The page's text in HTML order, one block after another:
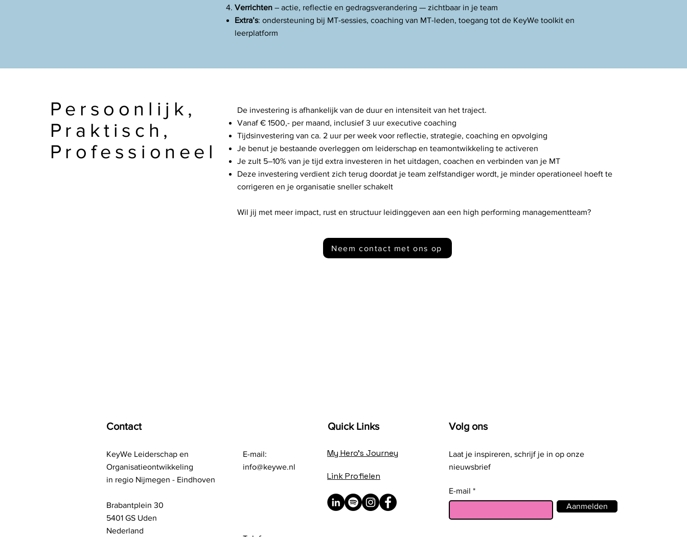
Verrichten– actie, reflectie en gedragsverandering — zichtbaar in je team
Extra’s: ondersteuning bij MT-sessies, coaching van MT-leden, toegang tot de KeyWe toolkit en
leerplatform
Persoonlijk,
Praktisch,
Professioneel
De investering is afhankelijk van de duur en intensiteit van het traject.
Vanaf € 1500,- per maand, inclusief 3 uur executive coaching
Tijdsinvestering van ca. 2 uur per week voor reflectie, strategie, coaching en opvolging
Je benut je bestaande overleggen om leiderschap en teamontwikkeling te activeren
Je zult 5–10% van je tijd extra investeren in het uitdagen, coachen en verbinden van je MT
Deze investering verdient zich terug doordat je team zelfstandiger wordt, je minder operationeel hoeft te
corrigeren en je organisatie sneller schakelt
Wil jij met meer impact, rust en structuur leidinggeven aan een high performing managementteam?
Neem contact met ons op
Contact
KeyWe Leiderschap en
Organisatieontwikkeling
in regio Nijmegen - Eindhoven
Brabantplein 30
5401 GS Uden
Nederland
E-mail:
info@keywe.nl
Quick Links
My Hero's Journey
Link Profielen
Volg ons
Laat je inspireren, schrijf je in op onze
nieuwsbrief
E-mail
Aanmelden